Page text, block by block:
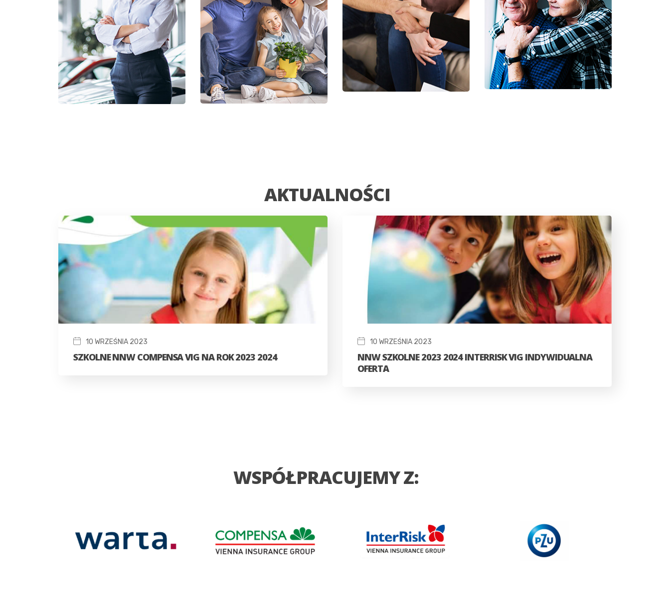
AKTUALNOŚCI
10 WRZEŚNIA 2023
SZKOLNE NNW COMPENSA VIG NA ROK 2023 2024
10 WRZEŚNIA 2023
NNW SZKOLNE 2023 2024 INTERRISK VIG INDYWIDUALNA
OFERTA
WSPÓŁPRACUJEMY Z: